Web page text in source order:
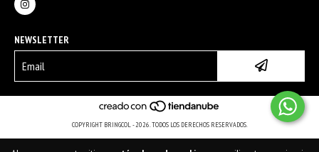
NEWSLETTER
COPYRIGHT BRINGCOL - 2026. TODOS LOS DERECHOS RESERVADOS.